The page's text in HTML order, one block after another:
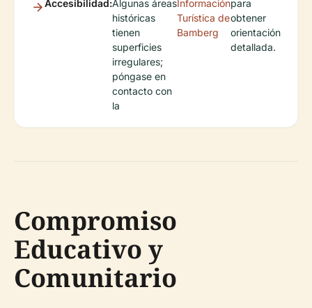
Accesibilidad:Algunas áreas
históricas
tienen
superficies
irregulares;
póngase en
contacto con
la
Información
Turística de
Bamberg
para
obtener
orientación
detallada.
Compromiso
Educativo y
Comunitario